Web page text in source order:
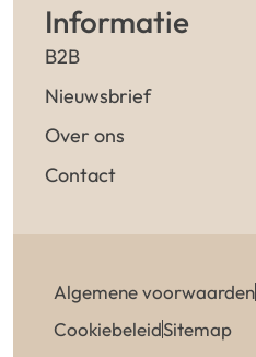
Informatie
B2B
Nieuwsbrief
Over ons
Contact
Algemene voorwaarden
CookiebeleidSitemap